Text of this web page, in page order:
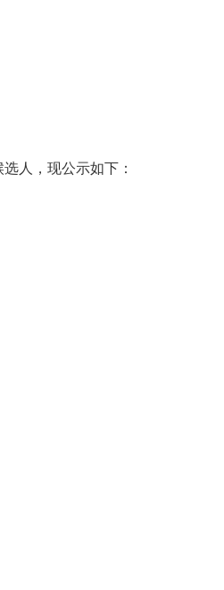
人，现公示如下：